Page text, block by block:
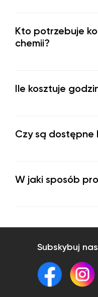
Kto potrzebuje
chemii?
Ile kosztuje
Czy są dostępne
W jaki sposób
Subskybuj nas